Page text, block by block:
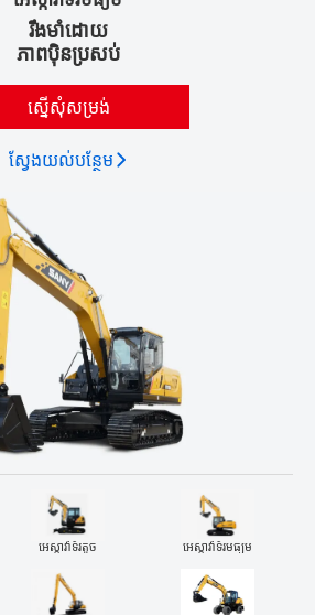
រឹងមាំដោយ
ភាពប៉ិនប្រសប់
ស្នើសុំសម្រង់
ស្វែង​យល់​បន្ថែម
អេស្កាវ៉ាទ័រតូច អេស្កាវ៉ាទ័រមធ្យម